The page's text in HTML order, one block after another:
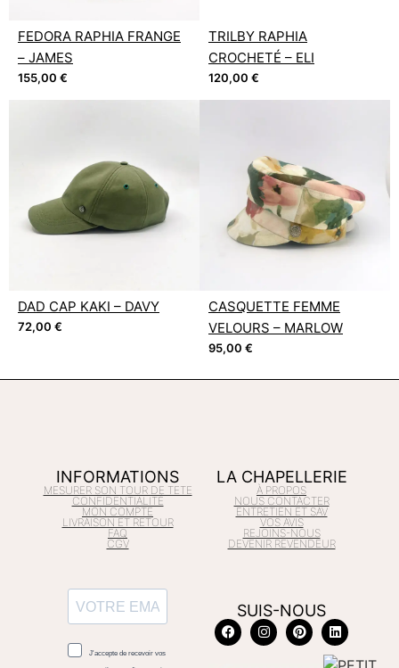
FEDORA RAPHIA FRANGE
– JAMES
155,00 €
TRILBY RAPHIA
CROCHETÉ – ELI
120,00 €
DAD CAP KAKI – DAVY
72,00 €
CASQUETTE FEMME
VELOURS – MARLOW
95,00 €
INFORMATIONS
MESURER SON TOUR DE TETE
CONFIDENTIALITÉ
MON COMPTE
LIVRAISON ET RETOUR
FAQ
CGV
LA CHAPELLERIE
À PROPOS
NOUS CONTACTER
ENTRETIEN ET SAV
VOS AVIS
REJOINS-NOUS
DEVENIR REVENDEUR
SUIS-NOUS